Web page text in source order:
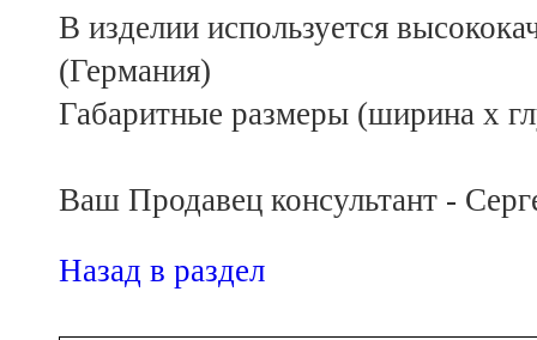
В изделии используется
(Германия)
Габаритные размеры (ширина х
Ваш Продавец консультант -
Назад в раздел